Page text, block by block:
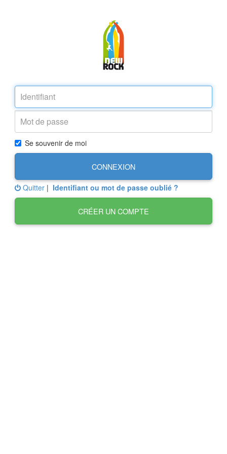
Se souvenir de moi
CONNEXION
Quitter | Identifiant ou mot de passe oublié ?
CRÉER UN COMPTE